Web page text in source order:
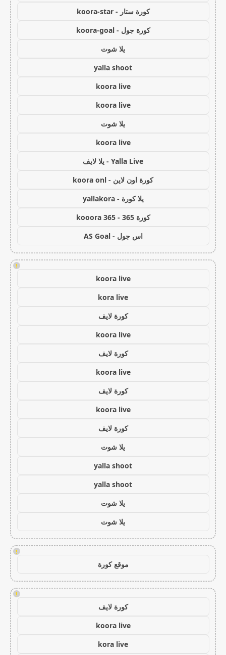
كورة ستار - koora-star
كورة جول - koora-goal
يلا شوت
yalla shoot
koora live
koora live
يلا شوت
koora live
Yalla Live - يلا لايف
كورة اون لاين - koora onl
يلا كورة - yallakora
كورة 365 - kooora 365
اس جول - AS Goal
!
koora live
kora live
كورة لايف
koora live
كورة لايف
koora live
كورة لايف
koora live
كورة لايف
يلا شوت
yalla shoot
yalla shoot
يلا شوت
يلا شوت
!
موقع كورة
!
كورة لايف
koora live
kora live